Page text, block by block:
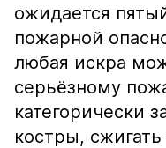
ожидается
пожарной
любая искра
серьёзному
категорически
костры,